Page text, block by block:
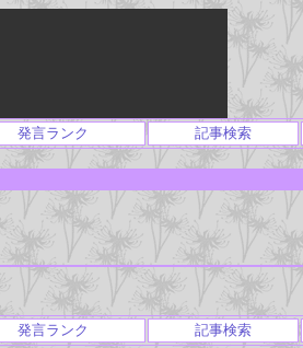
発言ランク 記事検索
発言ランク 記事検索